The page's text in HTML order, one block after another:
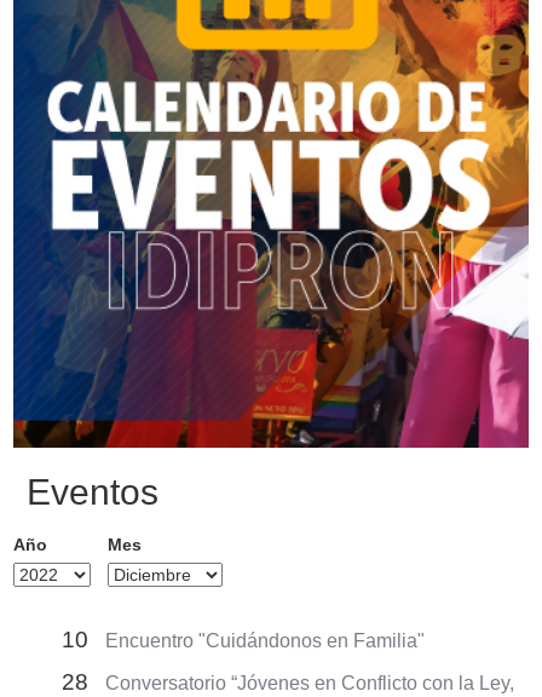
Eventos
Año Mes
10 Encuentro "Cuidándonos en Familia"
28
Conversatorio “Jóvenes en Conflicto con la Ley,